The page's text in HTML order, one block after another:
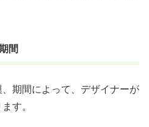
間
期間によって、デザイナーが
す。